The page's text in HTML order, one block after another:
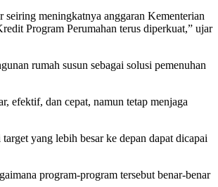
meningkatnya anggaran Kementerian
Program Perumahan terus diperkuat,” ujar
rumah susun sebagai solusi pemenuhan
efektif, dan cepat, namun tetap menjaga
yang lebih besar ke depan dapat dicapai
program-program tersebut benar-benar